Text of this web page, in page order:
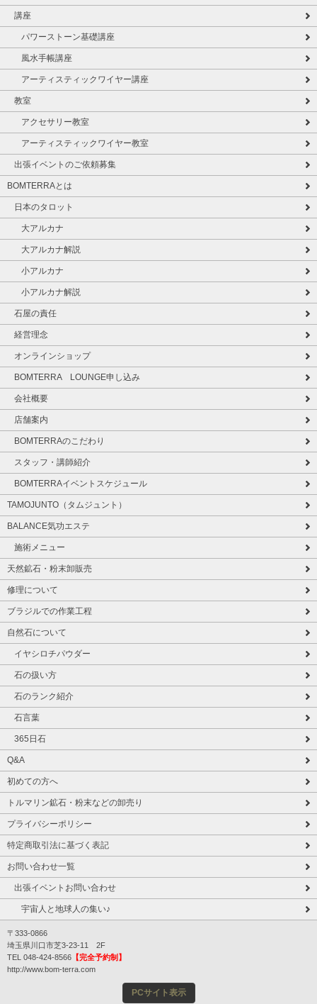
講座
パワーストーン基礎講座
風水手帳講座
アーティスティックワイヤー講座
教室
アクセサリー教室
アーティスティックワイヤー教室
出張イベントのご依頼募集
BOMTERRAとは
日本のタロット
大アルカナ
大アルカナ解説
小アルカナ
小アルカナ解説
石屋の責任
経営理念
オンラインショップ
BOMTERRA LOUNGE申し込み
会社概要
店舗案内
BOMTERRAのこだわり
スタッフ・講師紹介
BOMTERRAイベントスケジュール
TAMOJUNTO（タムジュント）
BALANCE気功エステ
施術メニュー
天然鉱石・粉末卸販売
修理について
ブラジルでの作業工程
自然石について
イヤシロチパウダー
石の扱い方
石のランク紹介
石言葉
365日石
Q&A
初めての方へ
トルマリン鉱石・粉末などの卸売り
プライバシーポリシー
特定商取引法に基づく表記
お問い合わせ一覧
出張イベントお問い合わせ
宇宙人と地球人の集い♪
〒333-0866
埼玉県川口市芝3-23-11 2F
TEL 048-424-8566 【完全予約制】
http://www.bom-terra.com
PCサイト表示